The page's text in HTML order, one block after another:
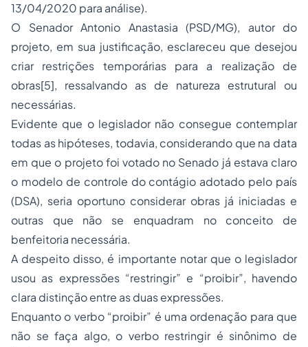
13/04/2020 para análise).
O Senador Antonio Anastasia (PSD/MG), autor do
projeto, em sua justificação, esclareceu que desejou
criar restrições temporárias para a realização de
obras[5], ressalvando as de natureza estrutural ou
necessárias.
Evidente que o legislador não consegue contemplar
todas as hipóteses, todavia, considerando que na data
em que o projeto foi votado no Senado já estava claro
o modelo de controle do contágio adotado pelo país
(DSA), seria oportuno considerar obras já iniciadas e
outras que não se enquadram no conceito de
benfeitoria necessária.
A despeito disso, é importante notar que o legislador
usou as expressões “restringir” e “proibir”, havendo
clara distinção entre as duas expressões.
Enquanto o verbo “proibir” é uma ordenação para que
não se faça algo, o verbo restringir é sinônimo de